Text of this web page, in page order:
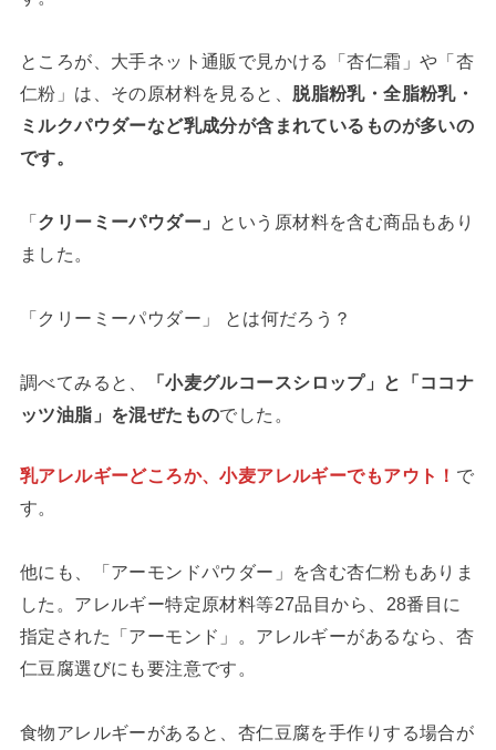
ところが、大手ネット通販で見かける「杏仁霜」や「杏
仁粉」は、その原材料を見ると、
脱脂粉乳・全脂粉乳・
ミルクパウダーなど乳成分が含まれているものが多いの
です。
「クリーミーパウダー」
という原材料を含む商品もあり
ました。
「クリーミーパウダー」 とは何だろう？
調べてみると、
「小麦グルコースシロップ」と「ココナ
ッツ油脂」を混ぜたものでした。
乳アレルギーどころか、小麦アレルギーでもアウト！ で
す。
他にも、「アーモンドパウダー」を含む杏仁粉もありま
した。アレルギー特定原材料等27品目から、28番目に
指定された「アーモンド」。アレルギーがあるなら、杏
仁豆腐選びにも要注意です。
食物アレルギーがあると、杏仁豆腐を手作りする場合が